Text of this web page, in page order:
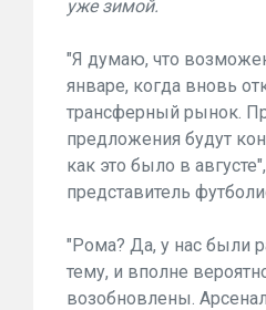
уже зимой.
"Я думаю, что
январе, когда вновь
трансферный рынок.
предложения будут
как это было в
представитель
"Рома? Да, у нас были
тему, и вполне
возобновлены.